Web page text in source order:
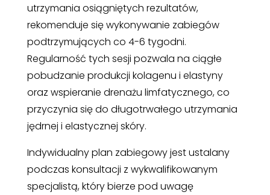
utrzymania osiągniętych rezultatów,
rekomenduje się wykonywanie zabiegów
podtrzymujących co 4-6 tygodni.
Regularność tych sesji pozwala na ciągłe
pobudzanie produkcji kolagenu i elastyny
oraz wspieranie drenażu limfatycznego, co
przyczynia się do długotrwałego utrzymania
jędrnej i elastycznej skóry.
Indywidualny plan zabiegowy jest ustalany
podczas konsultacji z wykwalifikowanym
specjalistą, który bierze pod uwagę